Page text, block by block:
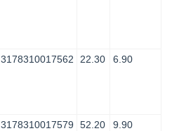
3178310017562 22.30 6.90
3178310017579 52.20 9.90